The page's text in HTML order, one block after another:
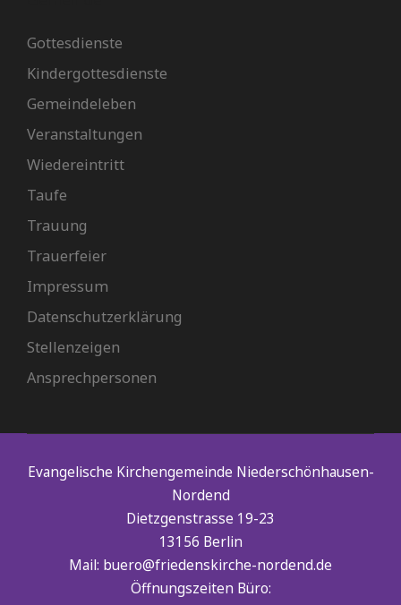
Gottesdienste
Kindergottesdienste
Gemeindeleben
Veranstaltungen
Wiedereintritt
Taufe
Trauung
Trauerfeier
Impressum
Datenschutzerklärung
Stellenzeigen
Ansprechpersonen
Evangelische Kirchengemeinde Niederschönhausen-
Nordend
Dietzgenstrasse 19-23
13156 Berlin
Mail: buero@friedenskirche-nordend.de
Öffnungszeiten Büro: